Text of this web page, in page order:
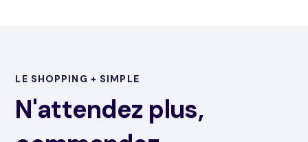
LE SHOPPING + SIMPLE
N'attendez plus,